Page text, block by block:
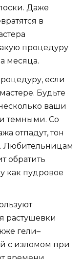
Даже
в
процедуру
месяца.
если
Будьте
ваши
темными. Со
отпадут, тон
Любительницам
обратить
как пудровое
растушевки
гели–
с изломом при